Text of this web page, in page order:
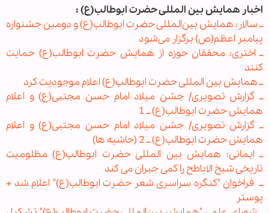
اخبار همایش بین المللی حضرت ابوطالب(ع) :
ــ سالار: همایش بین‌المللی حضرت ابوطالب(ع) و دومین جشنواره
پیامبر اعظم(ص) برگزار می‌شود
ــ اختری: محققان حوزه از همایش حضرت ابوطالب(ع) حمایت
کنند
ــ همایش بين المللی حضرت ابوطالب(ع) اعلام موجوديت كرد
ــ گزارش تصویری/ جشن میلاد امام حسن مجتبی(ع) و اعلام
همایش حضرت ابوطالب(ع) ــ 1
ــ گزارش تصویری/ جشن میلاد امام حسن مجتبی(ع) و اعلام
همایش حضرت ابوطالب(ع) ــ 2 (حاشیه ها)
ــ ایمانی: همایش بین المللی حضرت ابوطالب(ع) مظلومیت
تاریخی شیخ الاباطح را کمی جبران می کند
ــ فراخوان "کنگره سراسری شعر حضرت ابوطالب(ع)" اعلام شد +
پوستر